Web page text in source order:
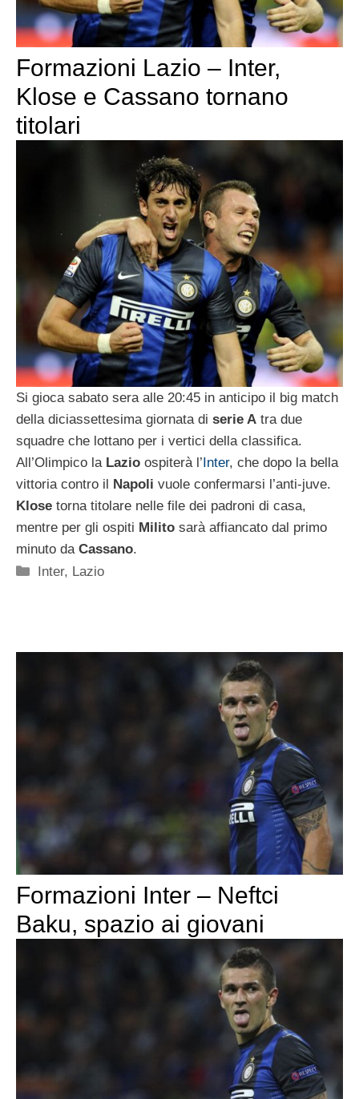
Formazioni Lazio – Inter,
Klose e Cassano tornano
titolari
Si gioca sabato sera alle 20:45 in anticipo il big match
della diciassettesima giornata di serie A tra due
squadre che lottano per i vertici della classifica.
All’Olimpico la Lazio ospiterà l’Inter, che dopo la bella
vittoria contro il Napoli vuole confermarsi l’anti-juve.
Klose torna titolare nelle file dei padroni di casa,
mentre per gli ospiti Milito sarà affiancato dal primo
minuto da Cassano.
Categorie
Inter, Lazio
Formazioni Inter – Neftci
Baku, spazio ai giovani